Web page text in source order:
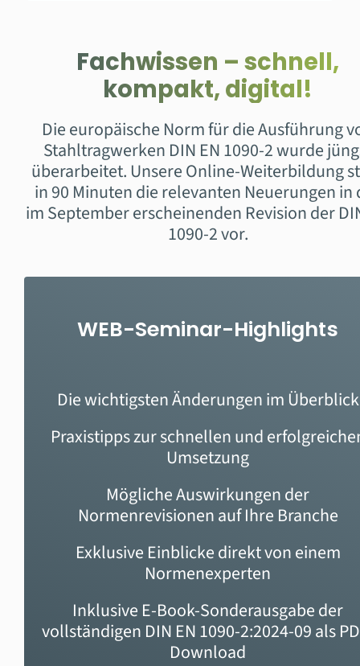
Fachwissen – schnell,
kompakt, digital!
Die europäische Norm für die Ausführung
Stahltragwerken DIN EN 1090-2 wurde
überarbeitet. Unsere Online-Weiterbildung
in 90 Minuten die relevanten Neuerungen in
im September erscheinenden Revision der
1090-2 vor.
WEB-Seminar-Highlights
Die wichtigsten Änderungen im Überblick
Praxistipps zur schnellen und
Umsetzung
Mögliche Auswirkungen der
Normenrevisionen auf Ihre Branche
Exklusive Einblicke direkt von einem
Normenexperten
Inklusive E-Book-Sonderausgabe der
vollständigen DIN EN 1090-2:2024-09 als
Download